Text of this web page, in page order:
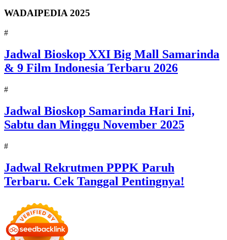
WADAIPEDIA 2025
#
Jadwal Bioskop XXI Big Mall Samarinda
& 9 Film Indonesia Terbaru 2026
#
Jadwal Bioskop Samarinda Hari Ini,
Sabtu dan Minggu November 2025
#
Jadwal Rekrutmen PPPK Paruh
Terbaru. Cek Tanggal Pentingnya!